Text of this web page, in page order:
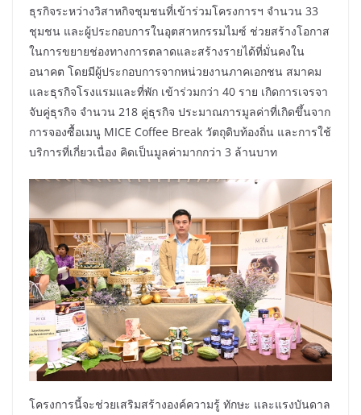
ธุรกิจระหว่างวิสาหกิจชุมชนที่เข้าร่วมโครงการฯ จำนวน 33
ชุมชน และผู้ประกอบการในอุตสาหกรรมไมซ์ ช่วยสร้างโอกาส
ในการขยายช่องทางการตลาดและสร้างรายได้ที่มั่นคงใน
อนาคต โดยมีผู้ประกอบการจากหน่วยงานภาคเอกชน สมาคม
และธุรกิจโรงแรมและที่พัก เข้าร่วมกว่า 40 ราย เกิดการเจรจา
จับคู่ธุรกิจ จำนวน 218 คู่ธุรกิจ ประมาณการมูลค่าที่เกิดขึ้นจาก
การจองซื้อเมนู MICE Coffee Break วัตถุดิบท้องถิ่น และการใช้
บริการที่เกี่ยวเนื่อง คิดเป็นมูลค่ามากกว่า 3 ล้านบาท
โครงการนี้จะช่วยเสริมสร้างองค์ความรู้ ทักษะ และแรงบันดาล